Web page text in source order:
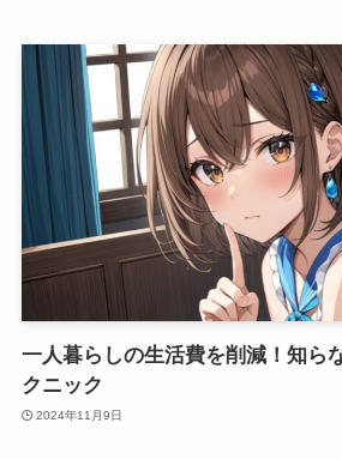
一人暮らしの生活費を削減！知ら
クニック
2024年11月9日